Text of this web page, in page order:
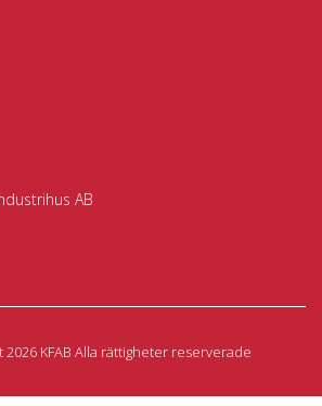
AB
2026 KFAB Alla rättigheter reserverade